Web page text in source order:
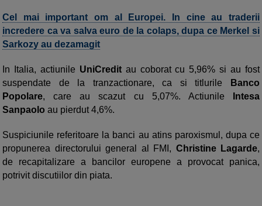
Cel mai important om al Europei. In cine au traderii
incredere ca va salva euro de la colaps, dupa ce Merkel si
Sarkozy au dezamagit
In Italia, actiunile UniCreditau coborat cu 5,96% si au fost
suspendate de la tranzactionare, ca si titlurile
Banco
Popolare, care au scazut cu 5,07%. Actiunile
Intesa
Sanpaolo au pierdut 4,6%.
Suspiciunile referitoare la banci au atins paroxismul, dupa ce
propunerea directorului general al FMI, Christine Lagarde,
de recapitalizare a bancilor europene a provocat panica,
potrivit discutiilor din piata.